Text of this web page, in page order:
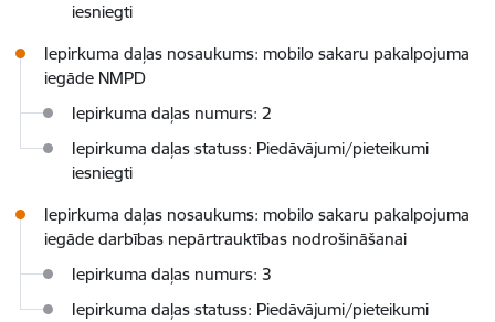
iesniegti
Iepirkuma daļas nosaukums: mobilo sakaru pakalpojuma
iegāde NMPD
Iepirkuma daļas numurs: 2
Iepirkuma daļas statuss: Piedāvājumi/pieteikumi
iesniegti
Iepirkuma daļas nosaukums: mobilo sakaru pakalpojuma
iegāde darbības nepārtrauktības nodrošināšanai
Iepirkuma daļas numurs: 3
Iepirkuma daļas statuss: Piedāvājumi/pieteikumi